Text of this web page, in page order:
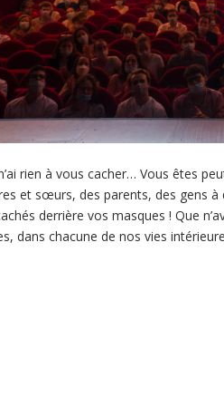
rien à vous cacher… Vous êtes
et sœurs, des parents, des gens
derrière vos masques ! Que
dans chacune de nos vies